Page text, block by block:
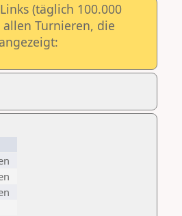
(täglich 100.000
Turnieren, die